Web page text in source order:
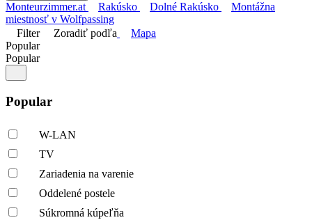
Monteurzimmer.at Rakúsko Dolné Rakúsko
Montážna
miestnosť v Wolfpassing
Filter
Zoradiť podľa
Mapa
Popular
Popular
Popular
W-LAN
TV
Zariadenia na varenie
Oddelené postele
Súkromná kúpeľňa